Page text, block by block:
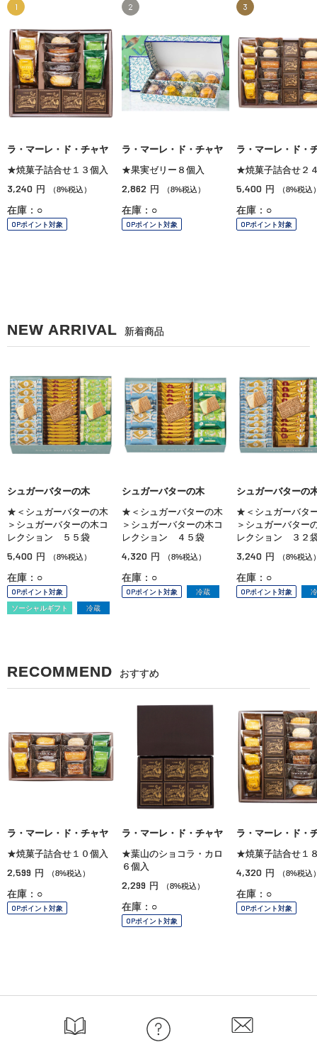
1
ラ・マーレ・ド・チャヤ
★焼菓子詰合せ１３個入
3,240 円 （8%税込）
在庫：○
OPポイント対象
2
ラ・マーレ・ド・チャヤ
★果実ゼリー８個入
2,862 円 （8%税込）
在庫：○
OPポイント対象
3
ラ・マーレ・ド・
★焼菓子詰合せ２
5,400 円 （8%税込
在庫：○
OPポイント対象
NEW ARRIVAL 新着商品
シュガーバターの木
★＜シュガーバターの木
＞シュガーバターの木コ
レクション ５５袋
5,400 円 （8%税込）
在庫：○
OPポイント対象
ソーシャルギフト
冷蔵
シュガーバターの木
★＜シュガーバターの木
＞シュガーバターの木コ
レクション ４５袋
4,320 円 （8%税込）
在庫：○
OPポイント対象 冷蔵
シュガーバターの
★＜シュガーバタ
＞シュガーバター
レクション ３２
3,240 円 （8%税込
在庫：○
OPポイント対象
RECOMMEND おすすめ
ラ・マーレ・ド・チャヤ
★焼菓子詰合せ１０個入
2,599 円 （8%税込）
在庫：○
OPポイント対象
ラ・マーレ・ド・チャヤ
★葉山のショコラ・カロ
６個入
2,299 円 （8%税込）
在庫：○
OPポイント対象
ラ・マーレ・ド・
★焼菓子詰合せ１
4,320 円 （8%税込
在庫：○
OPポイント対象